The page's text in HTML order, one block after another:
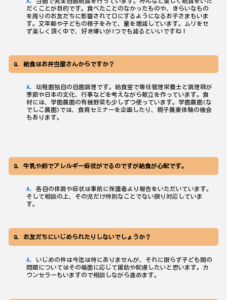
だくことが目的です。食べたことのなかったものや、きらいなもの
を周りのお友だちに影響されて口にするようになるお子さまもいま
す。又年齢や子どもの様子をみて、量を増減しています。ムリをせ
ず楽しく頂く中で、好き嫌いが1つでも減るといいですね！
給食はお弁当屋さんからですか？
幼稚園独自の自園調理です。給食室で専任管理栄養士と調理師が
季節や日本の文化、行事などを考えながら献立を作っています。食
材には、学園農園の有機野菜も少しずつ使っています。学園農園(な
でしこ農園)では、食育セミナーを企画したり、親子農業体験の機会
もあります。
牛乳や卵でアレルギー症状がでるのですが給食が心配です。
各自の体調や症状は事前に保護者より報告をいただいています。
そして相談の上、その児だけ特別なことでない限り対応していま
す。
お友だちにいじめられたりしないでしょうか？
いじめの件は今迄は特にありませんが、それに限らず子ども間の
問題についてはその場面に応じて援助や配慮したいと思います。カ
ウンセラーもいますので相談しながら進めます。